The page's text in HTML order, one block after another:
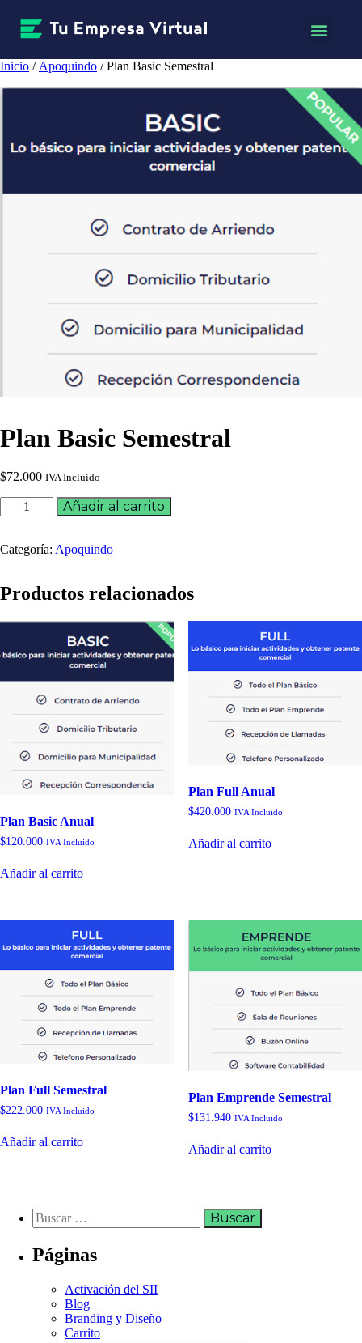
Inicio / Apoquindo / Plan Basic Semestral
Plan Basic Semestral
$72.000 IVA Incluido
Añadir al carrito
Categoría: Apoquindo
Productos relacionados
Plan Basic Anual
$120.000 IVA Incluido
Añadir al carrito
Plan Full Anual
$420.000 IVA Incluido
Añadir al carrito
Plan Full Semestral
$222.000 IVA Incluido
Añadir al carrito
Plan Emprende Semestral
$131.940 IVA Incluido
Añadir al carrito
Páginas
Activación del SII
Blog
Branding y Diseño
Carrito